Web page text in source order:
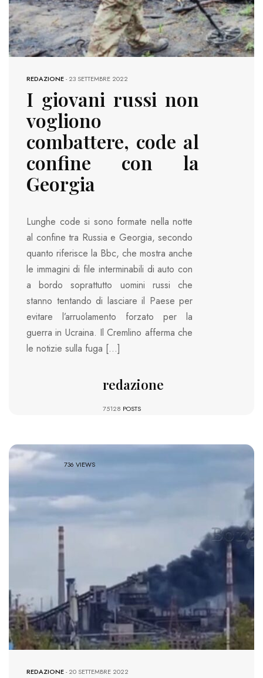
REDAZIONE-23 SETTEMBRE 2022
I giovani russi non
vogliono
combattere, code al
confine con la
Georgia
Lunghe code si sono formate nella notte
al confine tra Russia e Georgia, secondo
quanto riferisce la Bbc, che mostra anche
le immagini di file interminabili di auto con
a bordo soprattutto uomini russi che
stanno tentando di lasciare il Paese per
evitare l’arruolamento forzato per la
guerra in Ucraina. Il Cremlino afferma che
le notizie sulla fuga […]
redazione
75128 POSTS
736 VIEWS
REDAZIONE-20 SETTEMBRE 2022